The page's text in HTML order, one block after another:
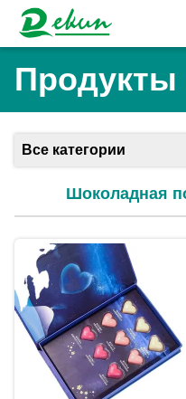
Продукты
Все категории
Шоколадная